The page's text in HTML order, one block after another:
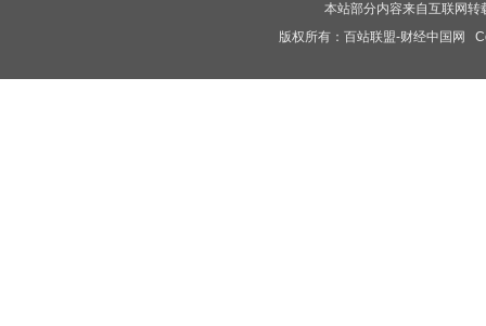
本站部分内容来自互联网
版权所有： 百站联盟-财经中国网